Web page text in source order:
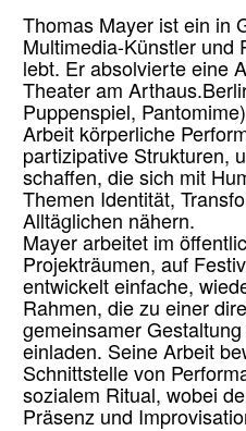
Thomas Mayer ist ein in
Multimedia-Künstler und
lebt. Er absolvierte eine
Theater am
Puppenspiel,
Arbeit körperliche
partizipative Strukturen,
schaffen, die sich mit
Themen Identität,
Alltäglichen nähern.
Mayer arbeitet im
Projekträumen, auf
entwickelt einfache,
Rahmen, die zu einer
gemeinsamer
einladen. Seine Arbeit
Schnittstelle von
sozialem Ritual, wobei
Präsenz und